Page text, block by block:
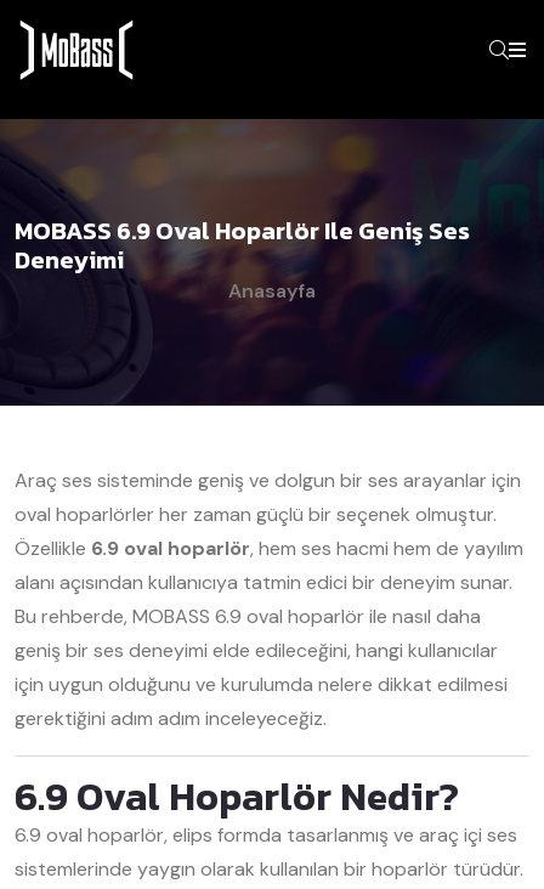
MOBASS 6.9 Oval Hoparlör Ile Geniş Ses
Deneyimi
Anasayfa
Araç ses sisteminde geniş ve dolgun bir ses arayanlar için
oval hoparlörler her zaman güçlü bir seçenek olmuştur.
Özellikle 6.9 oval hoparlör, hem ses hacmi hem de yayılım
alanı açısından kullanıcıya tatmin edici bir deneyim sunar.
Bu rehberde, MOBASS 6.9 oval hoparlör ile nasıl daha
geniş bir ses deneyimi elde edileceğini, hangi kullanıcılar
için uygun olduğunu ve kurulumda nelere dikkat edilmesi
gerektiğini adım adım inceleyeceğiz.
6.9 Oval Hoparlör Nedir?
6.9 oval hoparlör, elips formda tasarlanmış ve araç içi ses
sistemlerinde yaygın olarak kullanılan bir hoparlör türüdür.